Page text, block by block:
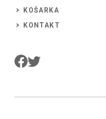
KOŠARKA
KONTAKT